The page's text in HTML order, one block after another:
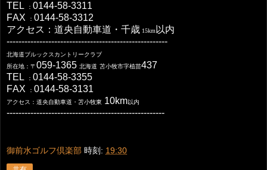
TEL ： 0144-58-3311
FAX
： 0144-58-3312
アクセス：道央自動車道・千歳 15km 以内
------------------------------------------------------
北海道ブルックスカントリークラブ
所在地：〒 059-1365 北海道 苫小牧市字植苗437
TEL
： 0144-58-3355
FAX
： 0144-58-3131
アクセス：道央自動車道・苫小牧東 10km以内
-----------------------------------------------------
御前水ゴルフ倶楽部 時刻: 19:30